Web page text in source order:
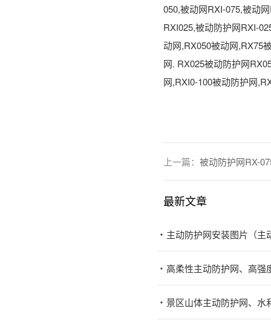
050,被动网RXI-075,被动
RXI025,被动防护网RXI-
动网,RX050被动网,RX75
网. RX025被动防护网
网,RXI0-100被动防护网
上一篇： 被动防护网RX-
最新文章
主动防护网安装图片（主
高柔性主动防护网、高强
景区山体主动防护网、水